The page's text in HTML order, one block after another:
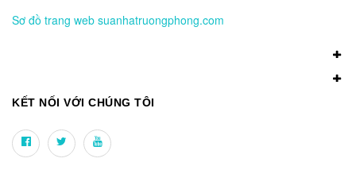
Sơ đồ trang web suanhatruongphong.com
KẾT NỐI VỚI CHÚNG TÔI